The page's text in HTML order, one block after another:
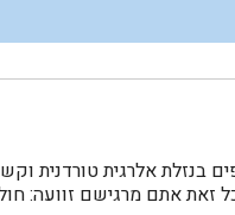
אלרגית טורדנית
זאת אתם מרגישם זוועה: